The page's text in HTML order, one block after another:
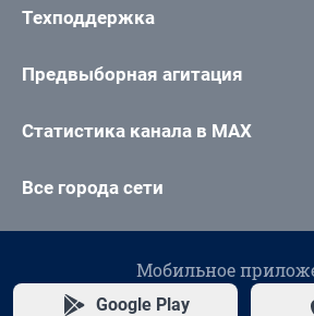
Техподдержка
Предвыборная агитация
Статистика канала в MAX
Все города сети
Мобильное
Google Play